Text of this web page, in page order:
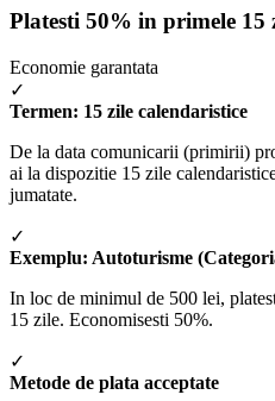
Platesti 50% in primele 15
Economie garantata
✓
Termen: 15 zile calendaristice
De la data comunicarii (primirii)
ai la dispozitie 15 zile
jumatate.
✓
Exemplu: Autoturisme
In loc de minimul de 500 lei,
15 zile. Economisesti 50%.
✓
Metode de plata acceptate